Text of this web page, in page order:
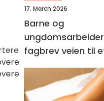
17. March 2026
Barne og
ungdomsarbeider
fagbrev veien til et trygt
og viktig yrke